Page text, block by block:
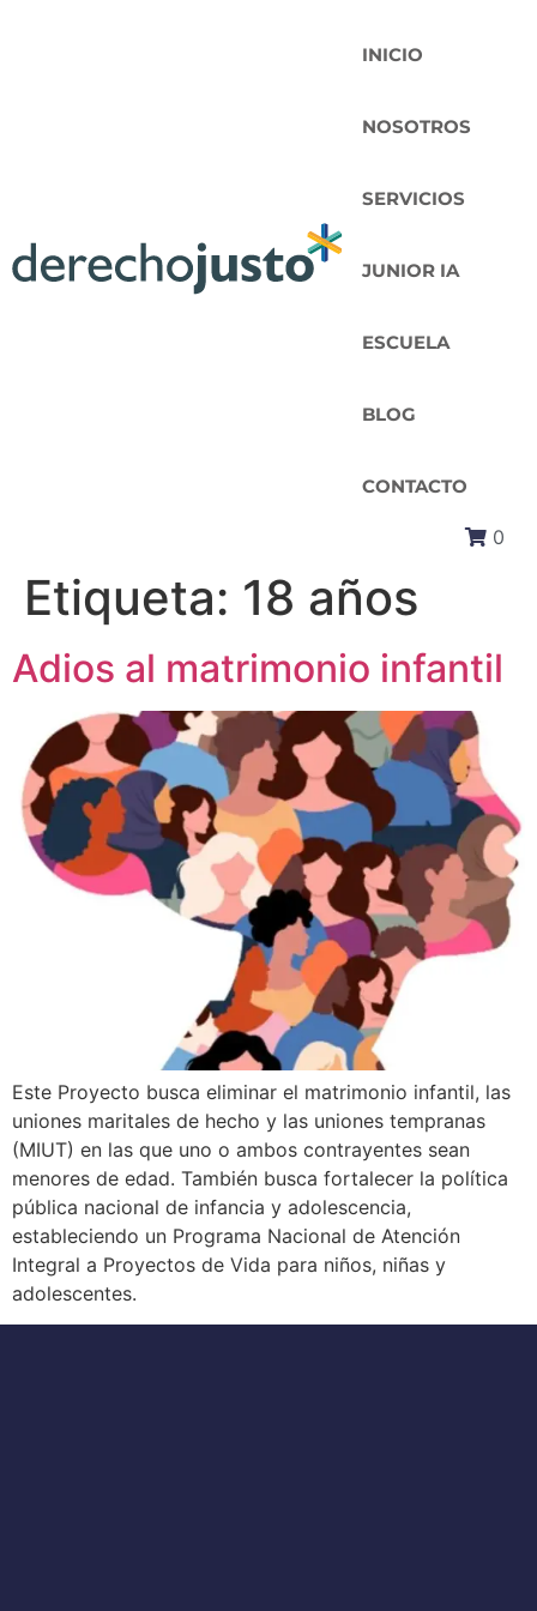
INICIO
NOSOTROS
SERVICIOS
JUNIOR IA
ESCUELA
BLOG
CONTACTO
0
Etiqueta: 18 años
Adios al matrimonio infantil
Este Proyecto busca eliminar el matrimonio infantil, las
uniones maritales de hecho y las uniones tempranas
(MIUT) en las que uno o ambos contrayentes sean
menores de edad. También busca fortalecer la política
pública nacional de infancia y adolescencia,
estableciendo un Programa Nacional de Atención
Integral a Proyectos de Vida para niños, niñas y
adolescentes.